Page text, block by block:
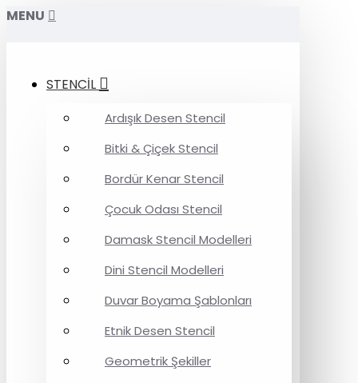
MENU
STENCİL
Ardışık Desen Stencil
Bitki & Çiçek Stencil
Bordür Kenar Stencil
Çocuk Odası Stencil
Damask Stencil Modelleri
Dini Stencil Modelleri
Duvar Boyama Şablonları
Etnik Desen Stencil
Geometrik Şekiller